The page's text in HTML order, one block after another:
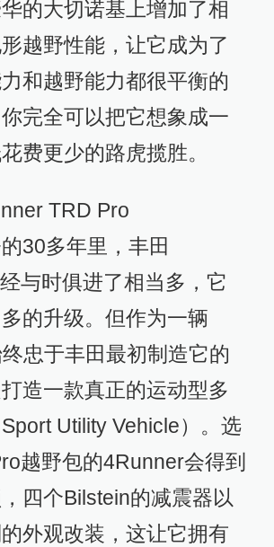
的大切诺基上增加了相
越野性能，让它成为了
和越野能力都很平衡的
完全可以把它想象成一
费更少的路虎揽胜。
TRD Pro
30多年里，丰田
与时俱进了相当多，它
的升级。但作为一辆
忠于丰田最初制造它的
造一款真正的运动型多
Utility Vehicle）。选
越野包的4Runner会得到
四个Bilstein的减震器以
外观改装，这让它拥有